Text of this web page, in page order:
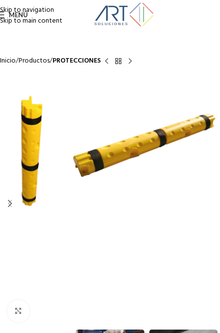
Skip to navigation
Skip to main content
MENÚ
Inicio Productos PROTECCIONES